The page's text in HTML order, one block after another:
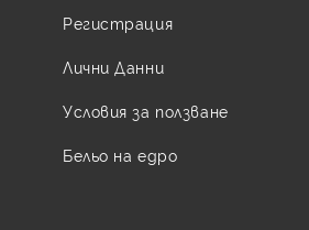
Регистрация
Лични Данни
Условия за ползване
Бельо на едро